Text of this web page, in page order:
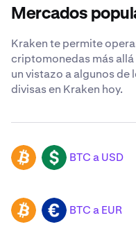
Mercados
Kraken te permite
criptomonedas más
un vistazo a algunos de
divisas en Kraken hoy.
BTC USD BTC a USD
BTC EUR BTC a EUR